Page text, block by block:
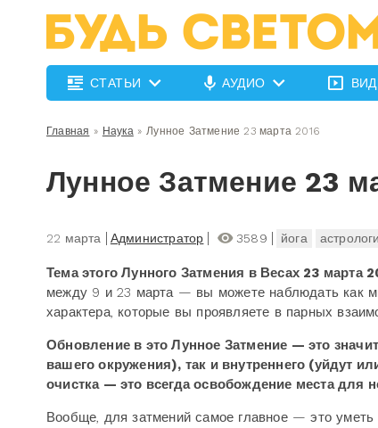
СТАТЬИ АУДИО
Главная » Наука» Лунное Затмение 23 марта 2016
Лунное Затмение 23
22 марта Администратор 3589 йога
Тема этого Лунного Затмения в Весах 23
между 9 и 23 марта — вы можете наблюдать как
характера, которые вы проявляете в парных
Обновление в это Лунное Затмение — это
вашего окружения), так и внутреннего (уйдут
очистка — это всегда освобождение места для
Вообще, для затмений самое главное — это уметь